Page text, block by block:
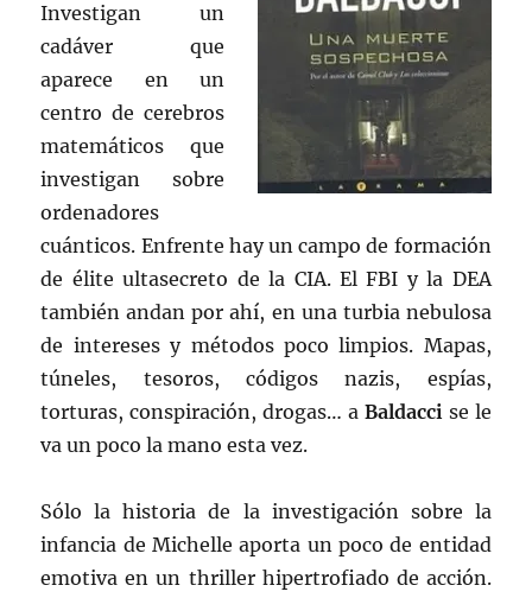
Investigan un
cadáver que
aparece en un
centro de cerebros
matemáticos que
investigan sobre
ordenadores
cuánticos. Enfrente hay un campo de formación
de élite ultasecreto de la CIA. El FBI y la DEA
también andan por ahí, en una turbia nebulosa
de intereses y métodos poco limpios. Mapas,
túneles, tesoros, códigos nazis, espías,
torturas, conspiración, drogas… a Baldaccise le
va un poco la mano esta vez.
Sólo la historia de la investigación sobre la
infancia de Michelle aporta un poco de entidad
emotiva en un thriller hipertrofiado de acción.